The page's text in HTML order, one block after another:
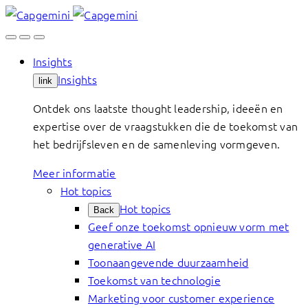
Skip
to
Insights
link Insights
Ontdek ons laatste thought leadership, ideeën en
expertise over de vraagstukken die de toekomst van
het bedrijfsleven en de samenleving vormgeven.
Meer informatie
Hot topics
Back Hot topics
Geef onze toekomst opnieuw vorm met
generative AI
Toonaangevende duurzaamheid
Toekomst van technologie
Marketing voor customer experience